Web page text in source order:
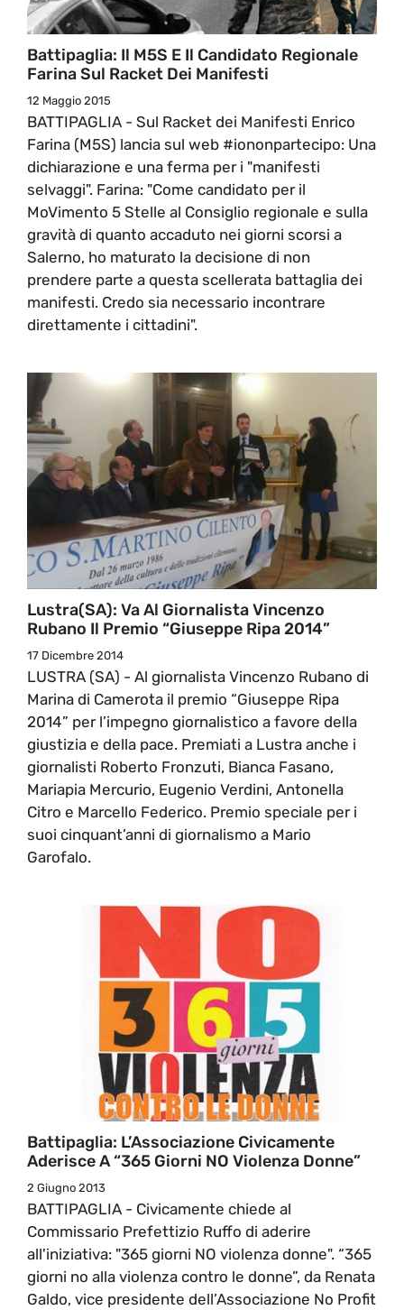
Battipaglia: Il M5S E Il Candidato Regionale
Farina Sul Racket Dei Manifesti
12 Maggio 2015
BATTIPAGLIA - Sul Racket dei Manifesti Enrico
Farina (M5S) lancia sul web #iononpartecipo: Una
dichiarazione e una ferma per i "manifesti
selvaggi". Farina: "Come candidato per il
MoVimento 5 Stelle al Consiglio regionale e sulla
gravità di quanto accaduto nei giorni scorsi a
Salerno, ho maturato la decisione di non
prendere parte a questa scellerata battaglia dei
manifesti. Credo sia necessario incontrare
direttamente i cittadini".
Lustra(SA): Va Al Giornalista Vincenzo
Rubano Il Premio “Giuseppe Ripa 2014”
17 Dicembre 2014
LUSTRA (SA) - Al giornalista Vincenzo Rubano di
Marina di Camerota il premio “Giuseppe Ripa
2014” per l’impegno giornalistico a favore della
giustizia e della pace. Premiati a Lustra anche i
giornalisti Roberto Fronzuti, Bianca Fasano,
Mariapia Mercurio, Eugenio Verdini, Antonella
Citro e Marcello Federico. Premio speciale per i
suoi cinquant’anni di giornalismo a Mario
Garofalo.
Battipaglia: L’Associazione Civicamente
Aderisce A “365 Giorni NO Violenza Donne”
2 Giugno 2013
BATTIPAGLIA - Civicamente chiede al
Commissario Prefettizio Ruffo di aderire
all'iniziativa: "365 giorni NO violenza donne". “365
giorni no alla violenza contro le donne”, da Renata
Galdo, vice presidente dell’Associazione No Profit